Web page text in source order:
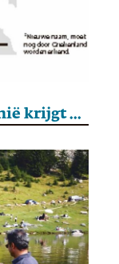
Droom van een Groot-Albanië krijgt vorm